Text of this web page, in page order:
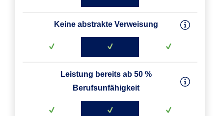
Keine abstrakte Verweisung
Leistung bereits ab 50 %
Berufsunfähigkeit